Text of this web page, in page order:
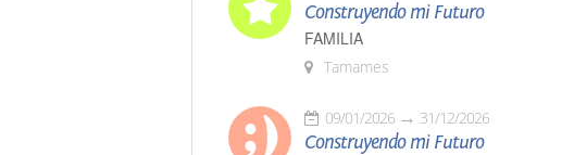
Construyendo mi Futuro
FAMILIA
Tamames
09/01/2026 31/12/2026
Construyendo mi Futuro